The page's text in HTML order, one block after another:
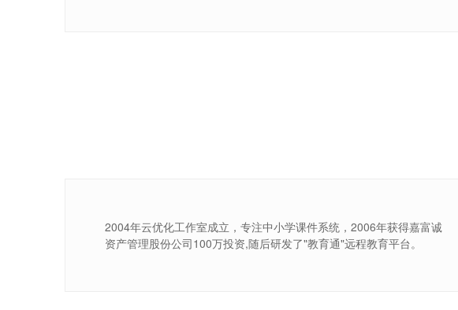
2004年云优化工作室成立，专注中小学课件系统，2006年获得嘉富诚
资产管理股份公司100万投资,随后研发了"教育通"远程教育平台。